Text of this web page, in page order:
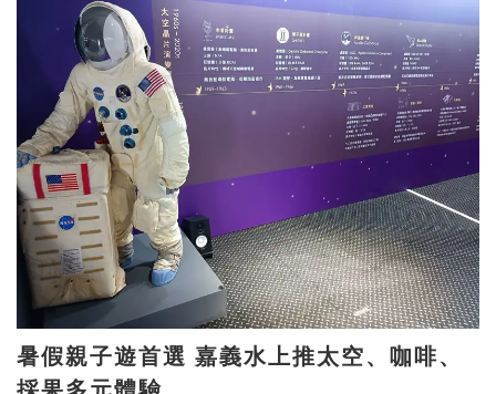
暑假親子遊首選 嘉義水上推太空、咖啡、